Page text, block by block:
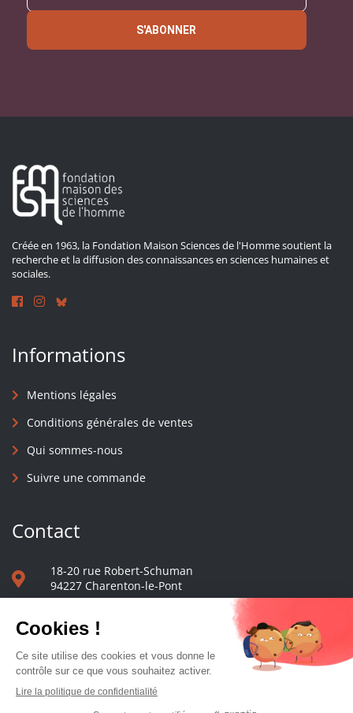
S'ABONNER
Créée en 1963, la Fondation Maison Sciences de l'Homme soutient la
recherche et la diffusion des connaissances en sciences humaines et
sociales.
Informations
Mentions légales
Conditions générales de ventes
Qui sommes-nous
Suivre une commande
Contact
18-20 rue Robert-Schuman
94227 Charenton-le-Pont